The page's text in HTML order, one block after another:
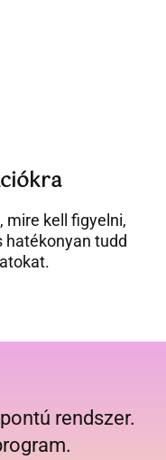
mire kell figyelni,
hatékonyan tudd
rendszer.